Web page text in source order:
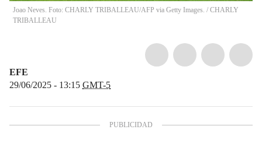
Joao Neves. Foto: CHARLY TRIBALLEAU/AFP via Getty Images. / CHARLY
TRIBALLEAU
EFE
29/06/2025 - 13:15 GMT-5